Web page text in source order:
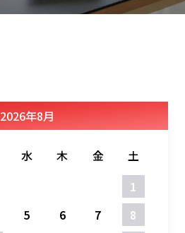
2026年8月
水 木 金
土
1
5 6 7
8